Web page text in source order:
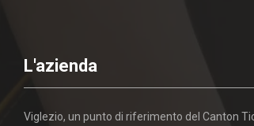
L'azienda
Viglezio, un punto di riferimento del Canton